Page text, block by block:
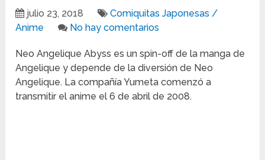
julio 23, 2018
Comiquitas Japonesas /
Anime
No hay comentarios
Neo Angelique Abyss es un spin-off de la manga de
Angelique y depende de la diversión de Neo
Angelique. La compañía Yumeta comenzó a
transmitir el anime el 6 de abril de 2008.